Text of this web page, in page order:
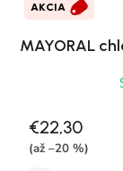
AKCIA
MAYORAL
€22,30
(až –20 %)